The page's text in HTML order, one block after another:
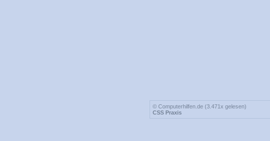
© Computerhilfen.de (3.471x gelesen)
CSS Praxis